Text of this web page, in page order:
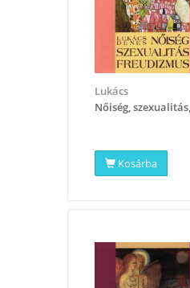
Lukács
Nőiség,
Kosárba